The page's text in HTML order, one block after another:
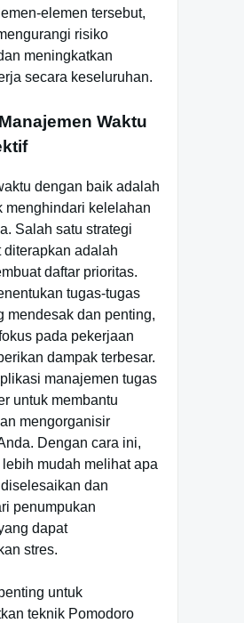
elemen tersebut,
risiko
meningkatkan
secara keseluruhan.
Waktu
dengan baik adalah
menghindari kelelahan
Salah satu strategi
diterapkan adalah
daftar prioritas.
tugas-tugas
mendesak dan penting,
pada pekerjaan
dampak terbesar.
manajemen tugas
untuk membantu
mengorganisir
Dengan cara ini,
mudah melihat apa
dan
penumpukan
dapat
stres.
untuk
teknik Pomodoro